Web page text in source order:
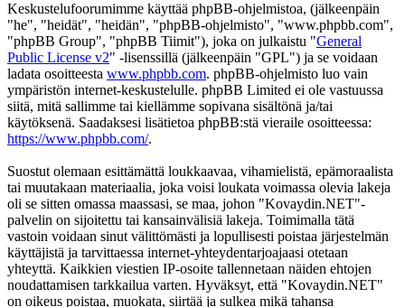
Keskustelufoorumimme käyttää phpBB-ohjelmistoa, (jälkeenpäin
"he", "heidät", "heidän", "phpBB-ohjelmisto", "www.phpbb.com",
"phpBB Group", "phpBB Tiimit"), joka on julkaistu "General
Public License v2" -lisenssillä (jälkeenpäin "GPL") ja se voidaan
ladata osoitteesta www.phpbb.com. phpBB-ohjelmisto luo vain
ympäristön internet-keskustelulle. phpBB Limited ei ole vastuussa
siitä, mitä sallimme tai kiellämme sopivana sisältönä ja/tai
käytöksenä. Saadaksesi lisätietoa phpBB:stä vieraile osoitteessa:
https://www.phpbb.com/.
Suostut olemaan esittämättä loukkaavaa, vihamielistä, epämoraalista
tai muutakaan materiaalia, joka voisi loukata voimassa olevia lakeja
oli se sitten omassa maassasi, se maa, johon "Kovaydin.NET"-
palvelin on sijoitettu tai kansainvälisiä lakeja. Toimimalla tätä
vastoin voidaan sinut välittömästi ja lopullisesti poistaa järjestelmän
käyttäjistä ja tarvittaessa internet-yhteydentarjoajaasi otetaan
yhteyttä. Kaikkien viestien IP-osoite tallennetaan näiden ehtojen
noudattamisen tarkkailua varten. Hyväksyt, että "Kovaydin.NET"
on oikeus poistaa, muokata, siirtää ja sulkea mikä tahansa